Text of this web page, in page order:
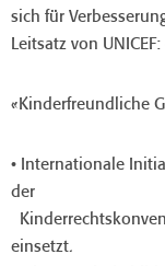
sich für
Leitsatz von
«Kinderfreundliche
• Internationale
der
einsetzt.